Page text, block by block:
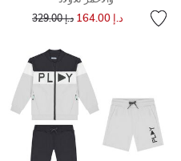
د.إ 164.00 سعر مخفض من
د.إ 329.00 إلى